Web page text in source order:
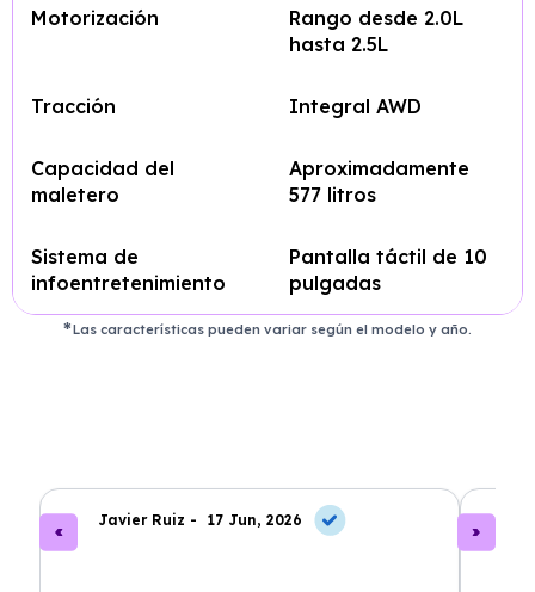
Motorización
Rango desde 2.0L
hasta 2.5L
Tracción Integral AWD
Capacidad del
maletero
Aproximadamente
577 litros
Sistema de
infoentretenimiento
Pantalla táctil de 10
pulgadas
Las características pueden variar según el modelo y año.
Javier Ruiz - 17 Jun, 2026